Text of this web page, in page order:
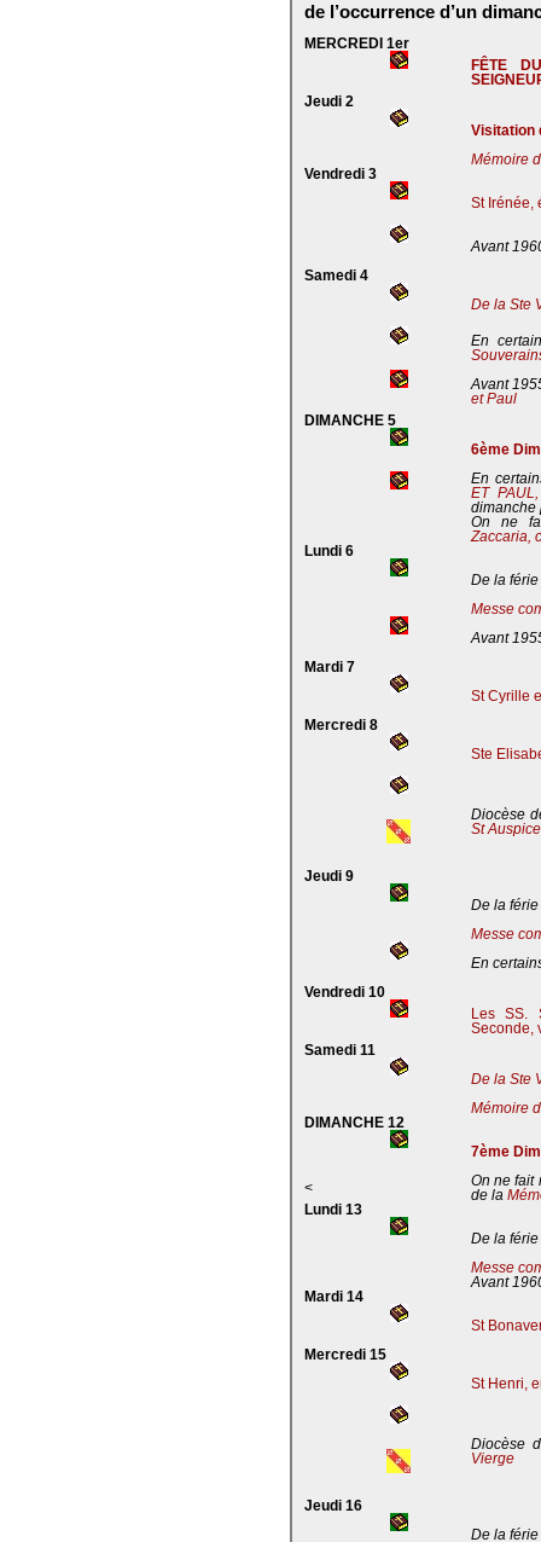
de l’occurrence d’un
MERCREDI 1er
FÊTE
Jeudi 2
Visitation
Mémoire
Vendredi 3
St Irénée,
Avant
Samedi 4
De la Ste
En
Avant
et Paul
DIMANCHE 5
6ème
En
ET
dimanche
On ne
Zaccaria,
Lundi 6
De la férie
Messe
Avant
Mardi 7
St Cyrille
Mercredi 8
Ste
Diocèse
St
Jeudi 9
De la férie
Messe
En
Vendredi 10
Les SS.
Seconde,
Samedi 11
De la Ste
Mémoire
DIMANCHE 12
7ème
<
On ne fait
de la
Lundi 13
De la férie
Messe
Avant
Mardi 14
St
Mercredi 15
St Henri,
Diocèse
Vierge
Jeudi 16
De la férie